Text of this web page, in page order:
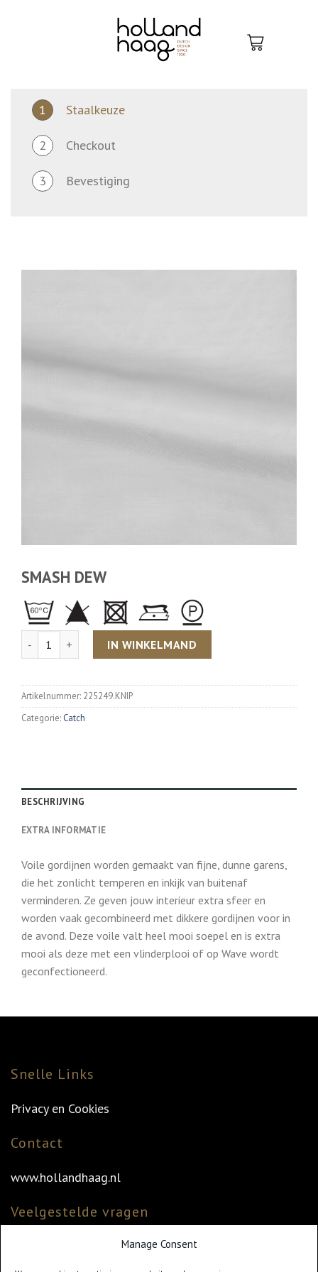
Manage Consent
1 Staalkeuze
2 Checkout
3 Bevestiging
SMASH DEW
Aantal IN WINKELMAND
Artikelnummer: 225249.KNIP
Categorie: Catch
BESCHRIJVING
EXTRA INFORMATIE
Voile gordijnen worden gemaakt van fijne, dunne garens,
die het zonlicht temperen en inkijk van buitenaf
verminderen. Ze geven jouw interieur extra sfeer en
worden vaak gecombineerd met dikkere gordijnen voor in
de avond. Deze voile valt heel mooi soepel en is extra
mooi als deze met een vlinderplooi of op Wave wordt
geconfectioneerd.
Snelle Links
Privacy en Cookies
Contact
www.hollandhaag.nl
Veelgestelde vragen
Veelgestelde vragen